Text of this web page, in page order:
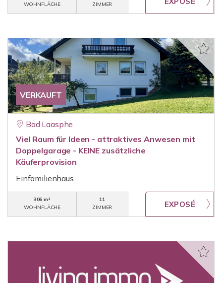
WOHNFLÄCHE
ZIMMER
VERKAUFT
Bad Laasphe
Viel Raum für Ideen - attraktives Anwesen mit
Doppelgarage - KEINE zusätzliche
Käuferprovision
Einfamilienhaus
306 m²
WOHNFLÄCHE
11
ZIMMER